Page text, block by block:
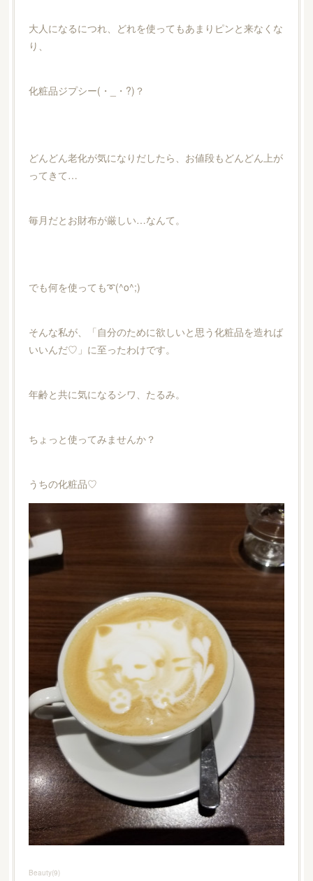
大人になるにつれ、どれを使ってもあまりピンと来なくな
り、
化粧品ジプシー(・_・?)？
どんどん老化が気になりだしたら、お値段もどんどん上が
ってきて…
毎月だとお財布が厳しい…なんて。
でも何を使っても➰(^o^;)
そんな私が、「自分のために欲しいと思う化粧品を造れば
いいんだ♡」に至ったわけです。
年齢と共に気になるシワ、たるみ。
ちょっと使ってみませんか？
うちの化粧品♡
Beauty(9)